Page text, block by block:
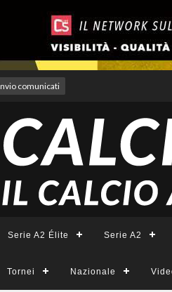
comunicati
Serie A2 Élite Serie A2
Tornei Nazionale